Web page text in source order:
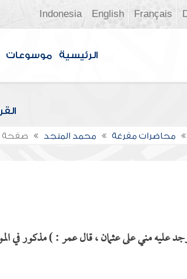
Français
English
Indonesia
الرئيسية موسوعات
محاضرات مفرغة محمد المنجد صفحة
مني على عثمان ، قال عمر : ) مذكور في